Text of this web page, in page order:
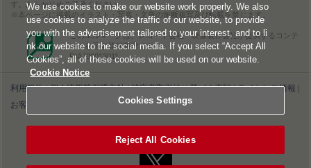
す。あらかじめご了承ください。
本ページに掲載のイラスト・写真・文章の無断複写及び転載を禁じます。
このエルマークは、レコード会社・映像製作会社が提供するコンテ
ンツを示す登録商標です。
RIAJ00013011
利用規約|個人情報等保護方針|特定商取引法に基づく表記|ライセンス情報
お客様情報の外部送信について|Cookies Settings
We use cookies to make our website work properly. We also
use cookies to analyze the traffic of our website, to provide
you with the advertisement tailored to your interest, and to li
nk our website to the social media. If you select “Accept All
Cookies”, all of these cookies will be used on our website.
Cookie Notice
Cookies Settings
Reject All Cookies